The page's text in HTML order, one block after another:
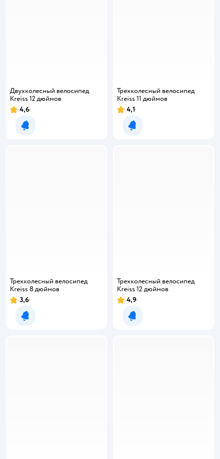
Двухколесный велосипед
Kreiss 12 дюймов
4,6
Уведомить о появлении
Трехколесный велосипед
Kreiss 11 дюймов
4,1
Уведомить о появлении
Трехколесный велосипед
Kreiss 8 дюймов
3,6
Уведомить о появлении
Трехколесный велосипед
Kreiss 12 дюймов
4,9
Уведомить о появлении